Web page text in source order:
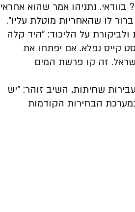
בוודאי. נתניהו אמר שהוא אחראי
לו שהאחריות מוטלת עליו".
על הליכוד: "היד קלה
קייס נפלא. אם יפתחו את
זה קו פרשת המים
שחיתות, השיב זוהר: "יש
הבחירות הקודמות